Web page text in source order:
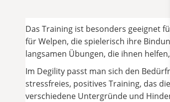
Das Training ist besonders geeignet
für Welpen, die spielerisch ihre
langsamen Übungen, die ihnen
Im Degility passt man sich den
stressfreies, positives Training, das
verschiedene Untergründe und